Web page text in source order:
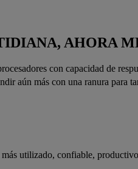
AHORA
con capacidad de
aún más con una ranura para
utilizado, confiable,